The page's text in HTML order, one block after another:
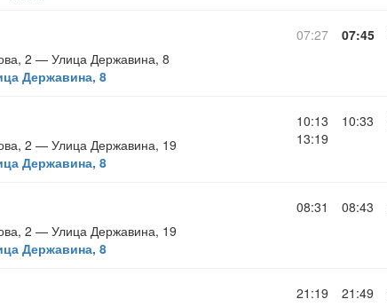
2 — Улица Державина, 8
Державина, 8
07:27 07:45
2 — Улица Державина, 19
Державина, 8
10:13 10:33
13:19
2 — Улица Державина, 19
Державина, 8
08:31 08:43
21:19 21:49